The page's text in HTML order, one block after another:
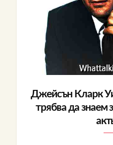
Джейсън Кларк
трябва да знаем